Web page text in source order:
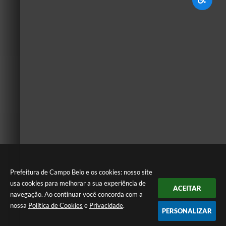
Prefeitura de Campo Belo e os cookies: nosso site
usa cookies para melhorar a sua experiência de
navegação. Ao continuar você concorda com a
nossa Política de Cookies e Privacidade.
ACEITAR
PERSONALIZAR